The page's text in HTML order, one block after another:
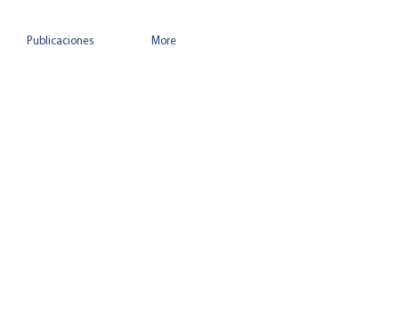
Publicaciones More